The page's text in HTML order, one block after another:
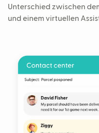
Unterschied zwischen
und einem virtuellen